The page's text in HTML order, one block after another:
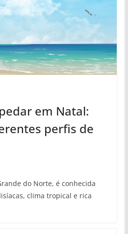
em Natal:
perfis de
do Norte, é conhecida
clima tropical e rica